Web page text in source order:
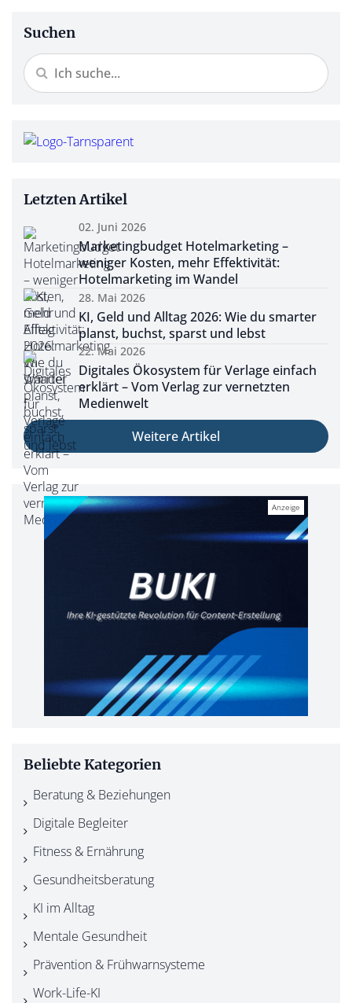
Suchen
Letzten Artikel
02. Juni 2026
Marketingbudget Hotelmarketing –
weniger Kosten, mehr Effektivität:
Hotelmarketing im Wandel
28. Mai 2026
KI, Geld und Alltag 2026: Wie du smarter
planst, buchst, sparst und lebst
22. Mai 2026
Digitales Ökosystem für Verlage einfach
erklärt – Vom Verlag zur vernetzten
Medienwelt
Weitere Artikel
Beliebte Kategorien
Beratung & Beziehungen
Digitale Begleiter
Fitness & Ernährung
Gesundheitsberatung
KI im Alltag
Mentale Gesundheit
Prävention & Frühwarnsysteme
Work-Life-KI